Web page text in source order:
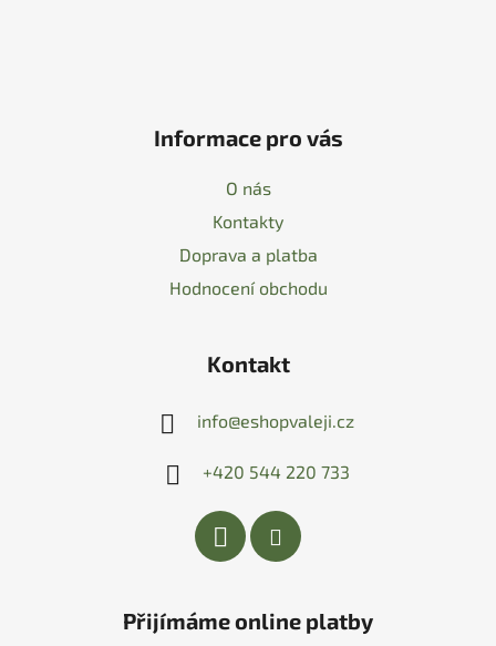
Informace pro vás
O nás
Kontakty
Doprava a platba
Hodnocení obchodu
Kontakt
info@eshopvaleji.cz
+420 544 220 733
Přijímáme online platby